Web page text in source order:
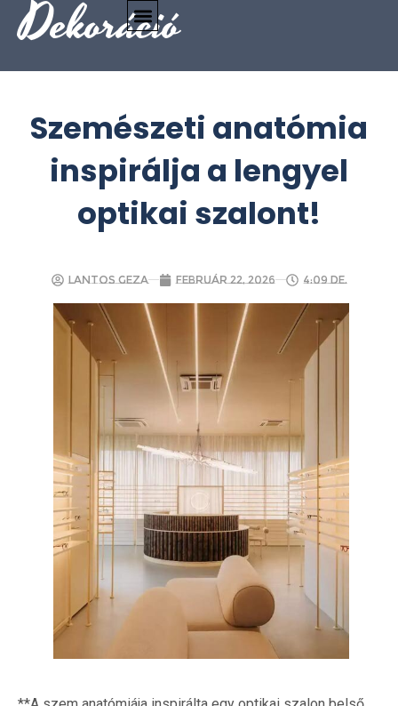
Dekoráció
Szemészeti anatómia
inspirálja a lengyel
optikai szalont!
Lantos Geza február 22, 2026 4:09 de.